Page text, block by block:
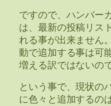
ですので、ハンバー
は、最新の投稿リス
れる事が出来ません
動で追加する事は可
増える訳ではないの
という事で、現状の
に色々と追加するの